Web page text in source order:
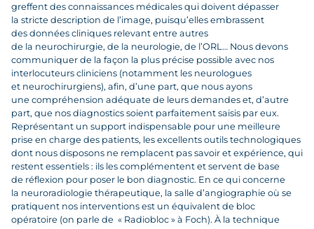
greffent des connaissances médicales qui doivent dépasser
la stricte description de l’image, puisqu’elles embrassent
des données cliniques relevant entre autres
de la neurochirurgie, de la neurologie, de l’ORL… Nous devons
communiquer de la façon la plus précise possible avec nos
interlocuteurs cliniciens (notamment les neurologues
et neurochirurgiens), afin, d’une part, que nous ayons
une compréhension adéquate de leurs demandes et, d’autre
part, que nos diagnostics soient parfaitement saisis par eux.
Représentant un support indispensable pour une meilleure
prise en charge des patients, les excellents outils technologiques
dont nous disposons ne remplacent pas savoir et expérience, qui
restent essentiels : ils les complémentent et servent de base
de réflexion pour poser le bon diagnostic. En ce qui concerne
la neuroradiologie thérapeutique, la salle d’angiographie où se
pratiquent nos interventions est un équivalent de bloc
opératoire (on parle de « Radiobloc » à Foch). À la technique